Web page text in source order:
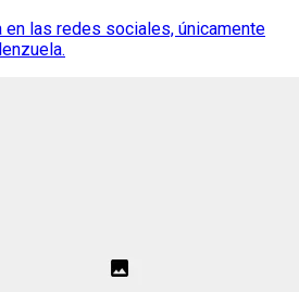
en las redes sociales, únicamente